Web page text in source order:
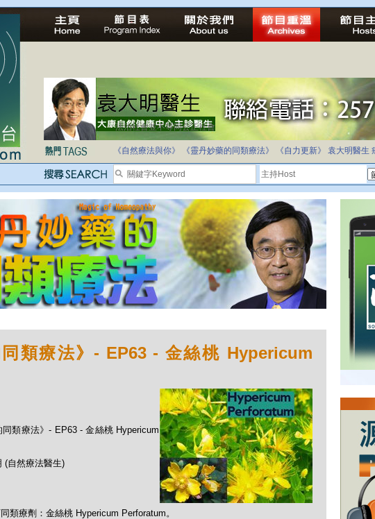
法治社會並不等同公正社會
自家教育合法化-推動多元化教育，全民學卷制
《自然療法與你》
《靈丹妙藥的同類療法》 《自力更新》 袁大明醫生
同類療法》- EP63 - 金絲桃 Hypericum
類療法》- EP63 - 金絲桃 Hypericum
(自然療法醫生)
類療劑：金絲桃 Hypericum Perforatum。